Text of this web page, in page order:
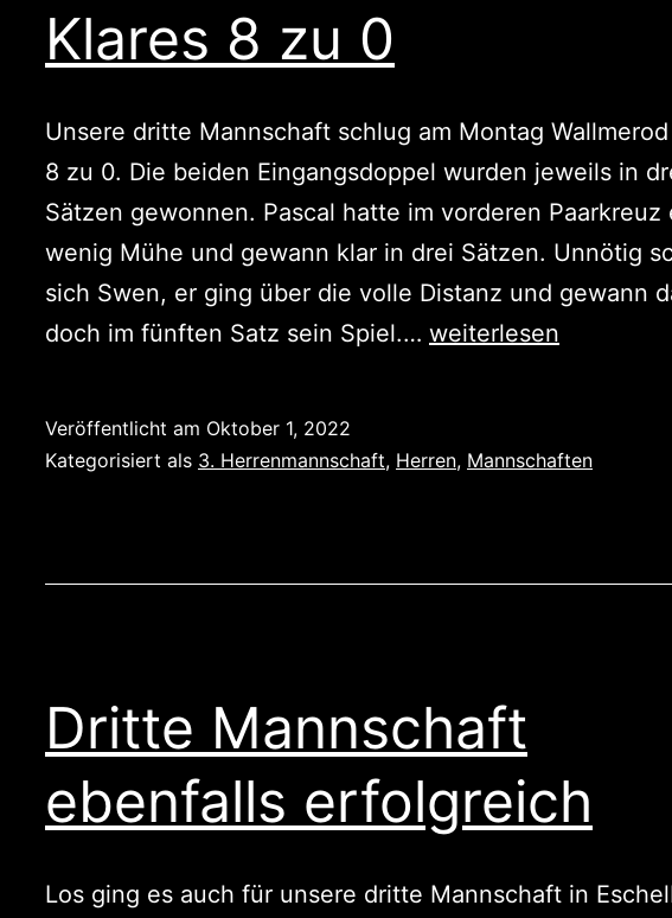
Klares 8 zu 0
Unsere dritte Mannschaft schlug am Montag
8 zu 0. Die beiden Eingangsdoppel wurden jeweils in
Sätzen gewonnen. Pascal hatte im vorderen Paarkreuz
wenig Mühe und gewann klar in drei Sätzen. Unnötig
sich Swen, er ging über die volle Distanz und gewann
doch im fünften Satz sein Spiel.… Klares
0
weiterlesen
Veröffentlicht am Oktober 1, 2022
Kategorisiert als 3. Herrenmannschaft, Herren, Mannschaften
Dritte Mannschaft
ebenfalls erfolgreich
Los ging es auch für unsere dritte Mannschaft in